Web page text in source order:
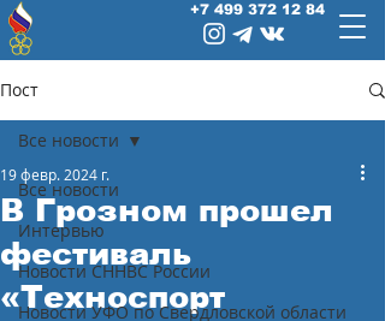
+7 499 372 12 84
Пост
Все новости
Интервью
Новости СННВС России
Новости УФО по Свердловской области
Все новости
В Грозном прошел
фестиваль
«Техноспорт
19 февр. 2024 г.